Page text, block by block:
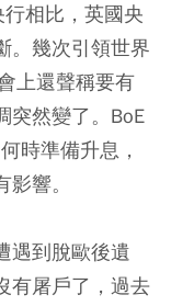
相比，英國央
。幾次引領世界
上還聲稱要有
突然變了。BoE
時準備升息，
響。
遇到脫歐後遺
有屠戶了，過去